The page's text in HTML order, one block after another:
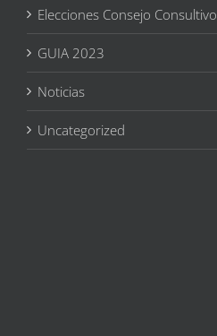
Elecciones Consejo Consultivo
GUIA 2023
Noticias
Uncategorized